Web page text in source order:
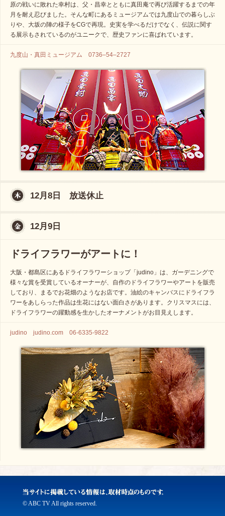
原の戦いに敗れた幸村は、父・昌幸とともに真田庵で再び活躍するまでの年
月を耐え忍びました。そんな町にあるミュージアムでは九度山での暮らしぶ
りや、大坂の陣の様子をCGで再現。史実を学べるだけでなく、伝説に関す
る展示もされているのがユニークで、歴史ファンに喜ばれています。
九度山・真田ミュージアム 0736–54–2727
12月8日 放送休止
12月9日
ドライフラワーがアートに！
大阪・都島区にあるドライフラワーショップ「judino」は、ガーデニングで
様々な賞を受賞しているオーナーが、自作のドライフラワーやアートを販売
しており、まるでお花畑のようなお店です。油絵のキャンバスにドライフラ
ワーをあしらった作品は生花にはない面白さがあります。クリスマスには、
ドライフラワーの躍動感を生かしたオーナメントがお目見えします。
judino judino.com 06-6335-9822
© ABC TV All rights reserved.